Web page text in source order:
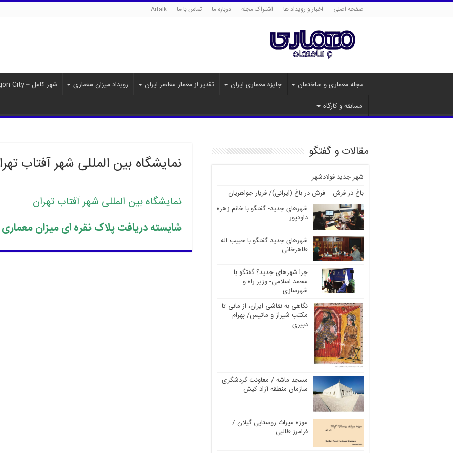
صفحه اصلی اخبار و رویداد ها اشتراک مجله درباره ما تماس با ما Artalk
مجله معماری و ساختمان جایزه معماری ایران تقدیر از معمار معاصر ایران رویداد میزان معماری شهر کامل – Paragon City
مسابقه و کارگاه
نمایشگاه بین المللی شهر آفتاب
نمایشگاه بین المللی شهر آفتاب تهران
شایسته دریافت پلاکنقره ایمیزان
مقالات و گفتگو
شهر جدید فولادشهر
باغ در فرش – فرش در باغ (ایرانی)/ فریار جواهریان
شهرهای جدید- گفتگو با خانم زهره
داودپور
شهرهای جدید گفتگو با حبیب اله
طاهرخانی
چرا شهرهای جدید؟ گفتگو با
محمد اسلامی- وزیر راه و
شهرسازی
نگاهی به نقاشی ایران، از مانی تا
مکتب شیراز و ماتیس/ بهرام
دبیری
مسجد ماشه / معاونت گردشگری
سازمان منطقه آزاد کیش
موزه میراث روستایی گیلان /
فرامرز طالبی